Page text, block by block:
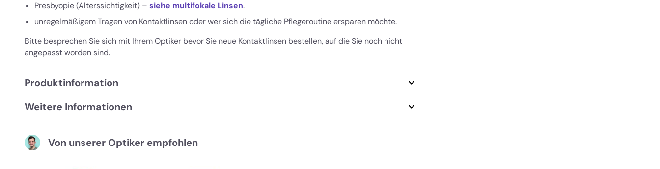
Presbyopie (Alterssichtigkeit) – siehe multifokale Linsen.
unregelmäßigem Tragen von Kontaktlinsen oder wer sich die tägliche Pflegeroutine ersparen möchte.
Bitte besprechen Sie sich mit Ihrem Optiker bevor Sie neue Kontaktlinsen bestellen, auf die Sie noch nicht
angepasst worden sind.
Produktinformation
Weitere Informationen
Von unserer Optiker empfohlen